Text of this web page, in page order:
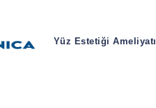
Yüz Estetiği Ameliyatı